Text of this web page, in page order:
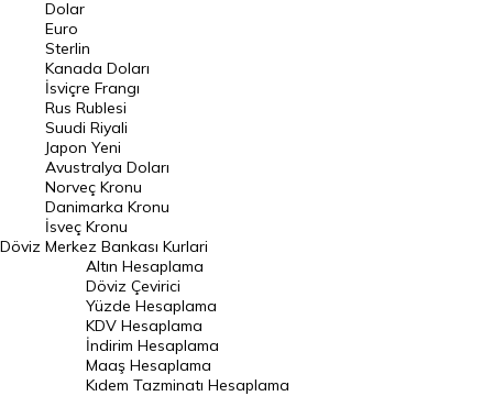
Pound Kuru
Frank Kuru
Riyal Kuru
Avustralya Doları
Danimarka Kronu Kuru
Kanada Doları Kuru
Norveç Kronu Kuru
İsveç Kronu Kuru
Japon Yeni Kuru
Serbest Piyasa Döviz Kurları
Merkez Bankası Döviz Kurları
Döviz
Dolar
Euro
Sterlin
Kanada Doları
İsviçre Frangı
Rus Rublesi
Suudi Riyali
Japon Yeni
Avustralya Doları
Norveç Kronu
Danimarka Kronu
İsveç Kronu
Merkez Bankası Kurlari
Altın Hesaplama
Döviz Çevirici
Yüzde Hesaplama
KDV Hesaplama
İndirim Hesaplama
Maaş Hesaplama
Kıdem Tazminatı Hesaplama